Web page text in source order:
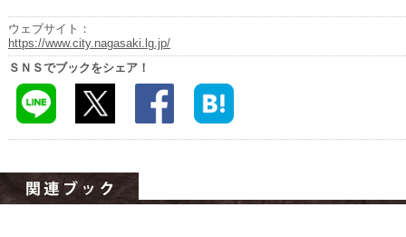
ウェブサイト：
https://www.city.nagasaki.lg.jp/
ＳＮＳでブックをシェア！
関連遺産
大学・専門学校ナビ
ハイスクールナビ
小・中学校ナビ
いきebooks